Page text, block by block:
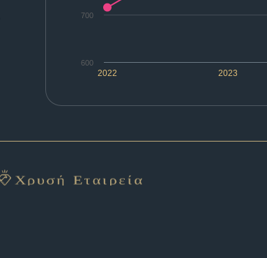
2022 2023
600
700